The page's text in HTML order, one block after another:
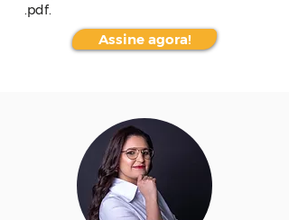
.pdf.
Assine agora!